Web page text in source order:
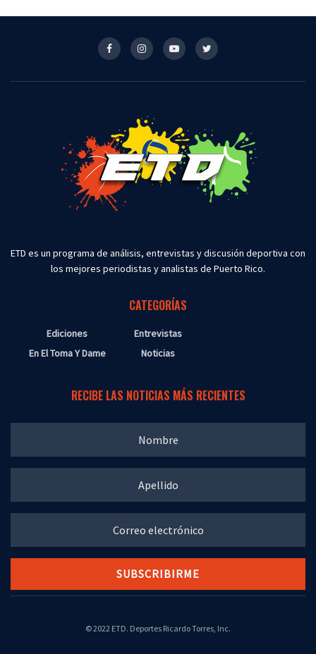
ETD es un programa de análisis, entrevistas y discusión deportiva con
los mejores periodistas y analistas de Puerto Rico.
CATEGORÍAS
Ediciones
En El Toma Y Dame
Entrevistas
Noticias
RECIBE LAS NOTICIAS MÁS RECIENTES
© 2022 ETD. Deportes Ricardo Torres, Inc.